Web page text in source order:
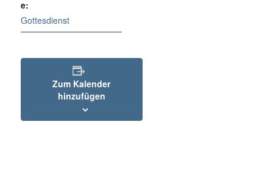
e:
Gottesdienst
Zum Kalender
hinzufügen